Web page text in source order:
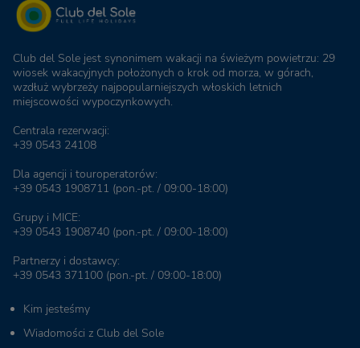
Club del Sole jest synonimem wakacji na świeżym powietrzu: 29
wiosek wakacyjnych położonych o krok od morza, w górach,
wzdłuż wybrzeży najpopularniejszych włoskich letnich
miejscowości wypoczynkowych.
Centrala rezerwacji:
+39 0543 24108
Dla agencji i touroperatorów:
+39 0543 1908711 (pon.-pt. / 09:00-18:00)
Grupy i MICE:
+39 0543 1908740 (pon.-pt. / 09:00-18:00)
Partnerzy i dostawcy:
+39 0543 371100 (pon.-pt. / 09:00-18:00)
Kim jesteśmy
Wiadomości z Club del Sole